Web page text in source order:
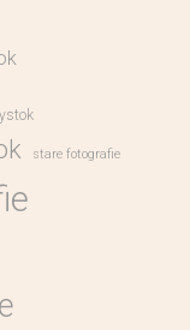
stare fotografie